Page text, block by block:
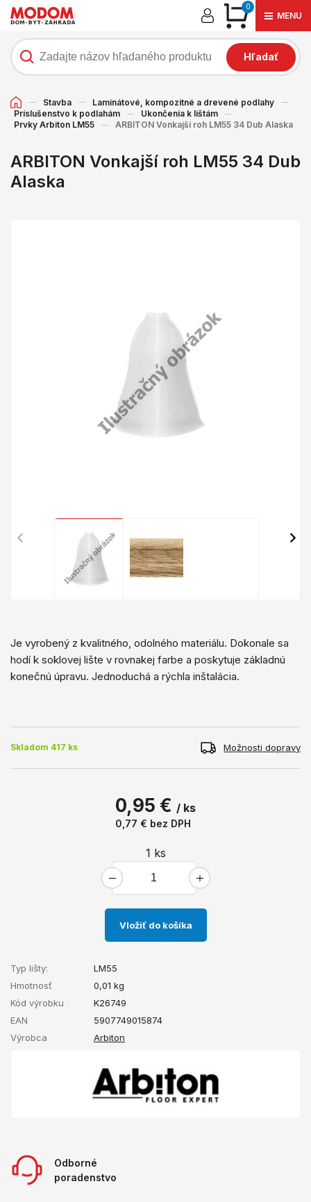
0
MENU
Hľadať
Stavba
Laminátové, kompozitné a drevené podlahy
Príslušenstvo k podlahám
Ukončenia k lištám
Prvky Arbiton LM55
ARBITON Vonkajší roh LM55 34 Dub Alaska
ARBITON Vonkajší roh LM55 34 Dub
Alaska
Je vyrobený z kvalitného, ​​odolného materiálu. Dokonale sa
hodí k soklovej lište v rovnakej farbe a poskytuje základnú
konečnú úpravu. Jednoduchá a rýchla inštalácia.
Skladom 417 ks Možnosti dopravy
0,95 € / ks
0,77 € bez DPH
1 ks
Vložiť do košíka
Typ lišty:
LM55
Hmotnosť
0,01 kg
Kód výrobku
K26749
EAN
5907749015874
Výrobca
Arbiton
Odborné
poradenstvo